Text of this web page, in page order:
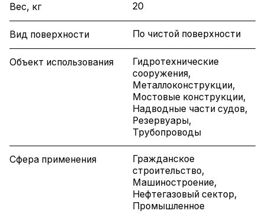
Вес, кг 20
Вид поверхности По чистой поверхности
Объект использования
Гидротехнические
сооружения,
Металлоконструкции,
Мостовые конструкции,
Надводные части судов,
Резервуары,
Трубопроводы
Сфера применения
Гражданское
строительство,
Машиностроение,
Нефтегазовый сектор,
Промышленное